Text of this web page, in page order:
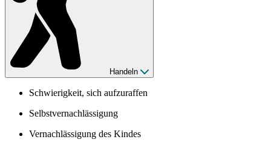
Handeln
Schwierigkeit, sich aufzuraffen
Selbstvernachlässigung
Vernachlässigung des Kindes